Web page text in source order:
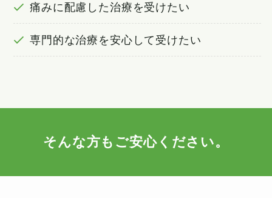
痛みに配慮した治療を受けたい
専門的な治療を安心して受けたい
そんな方もご安心ください。